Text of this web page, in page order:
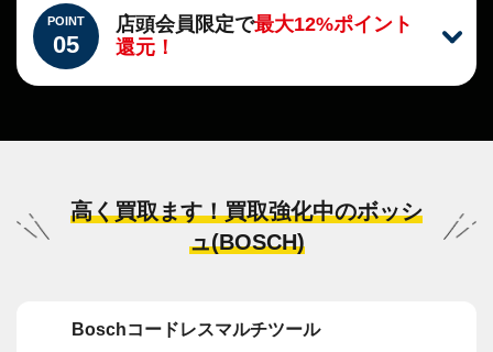
POINT
05
店頭会員限定で最大12%ポイント
還元！
高く買取ます！買取強化中のボッシ
ュ(BOSCH)
Boschコードレスマルチツール